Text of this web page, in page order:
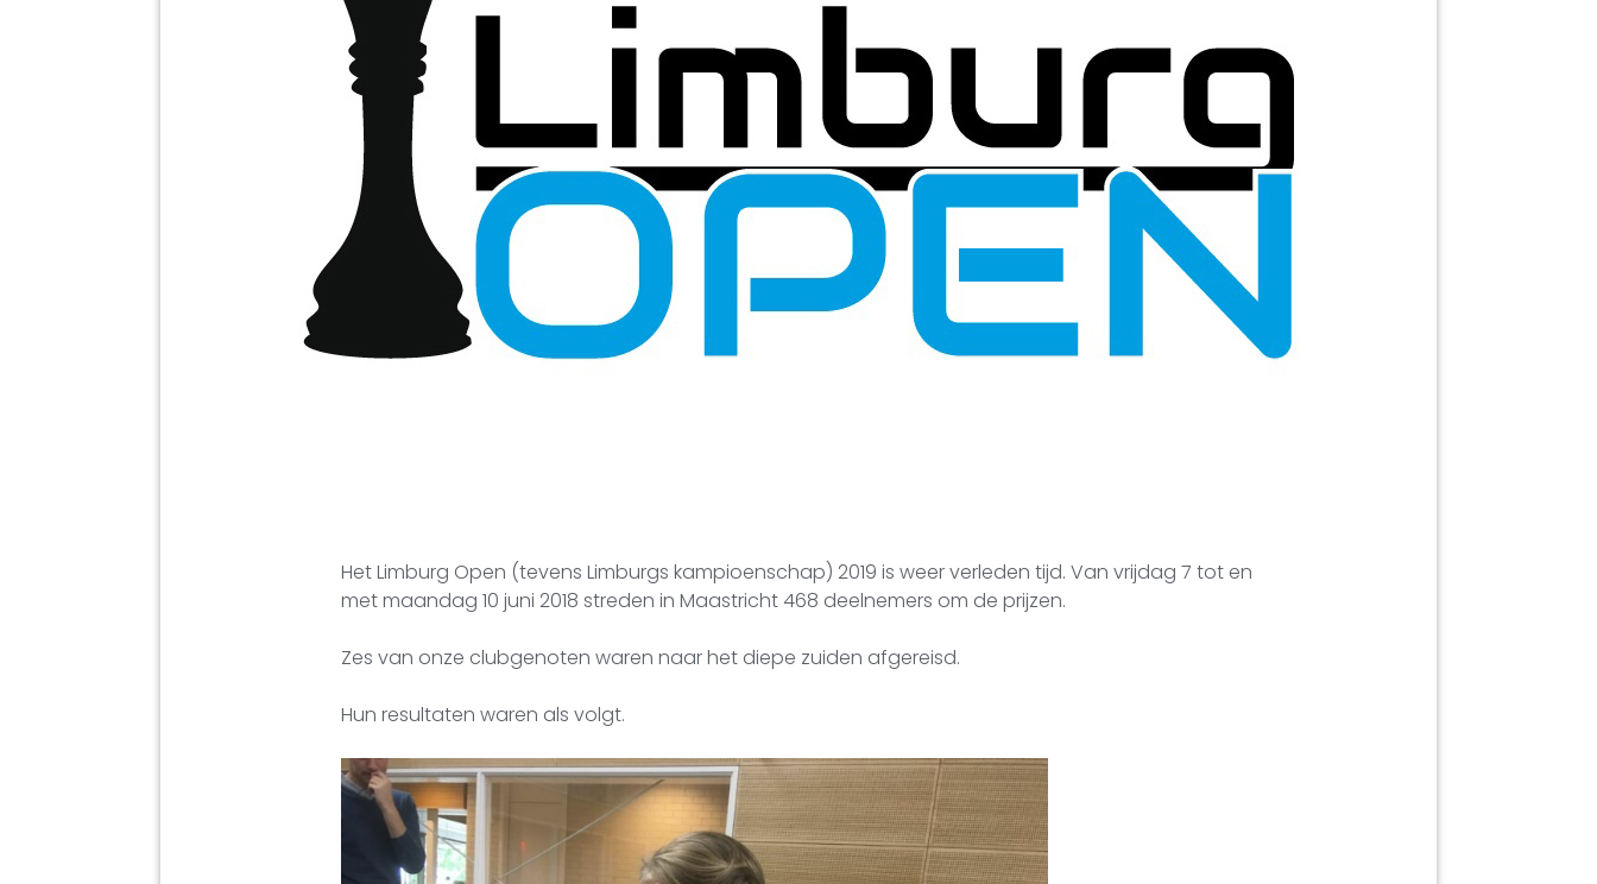
Het Limburg Open (tevens Limburgs kampioenschap) 2019 is weer verleden tijd. Van vrijdag 7 tot en
met maandag 10 juni 2018 streden in Maastricht 468 deelnemers om de prijzen.
Zes van onze clubgenoten waren naar het diepe zuiden afgereisd.
Hun resultaten waren als volgt.